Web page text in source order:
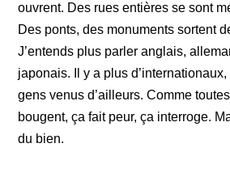
ouvrent. Des rues entières se sont
Des ponts, des monuments sortent
J’entends plus parler anglais,
japonais. Il y a plus
gens venus d’ailleurs. Comme
bougent, ça fait peur, ça interroge.
du bien.